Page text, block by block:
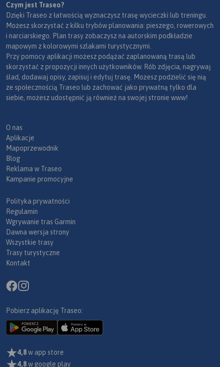
Czym jest Traseo?
Dzięki Traseo z łatwością wyznaczysz trasę wycieczki lub treningu.
Możesz skorzystać z kilku trybów planowania: pieszego, rowerowych
i narciarskiego. Plan trasy zobaczysz na autorskim podkładzie
mapowym z kolorowymi szlakami turystycznymi.
Przy pomocy aplikacji możesz podążać zaplanowaną trasą lub
skorzystać z propozycji innych użytkowników. Rób zdjęcia, nagrywaj
ślad, dodawaj opisy, zapisuj i edytuj trasę. Możesz podzielić się nią
ze społecznością Traseo lub zachować jako prywatną tylko dla
siebie, możesz udostępnić ją również na swojej stronie www!
O nas
Aplikacje
Mapoprzewodnik
Blog
Reklama w Traseo
Kampanie promocyjne
Polityka prywatności
Regulamin
Wgrywanie tras Garmin
Dawna wersja strony
Wszystkie trasy
Trasy turystyczne
Kontakt
Pobierz aplikację Traseo:
4,8w app store
4,8w google play